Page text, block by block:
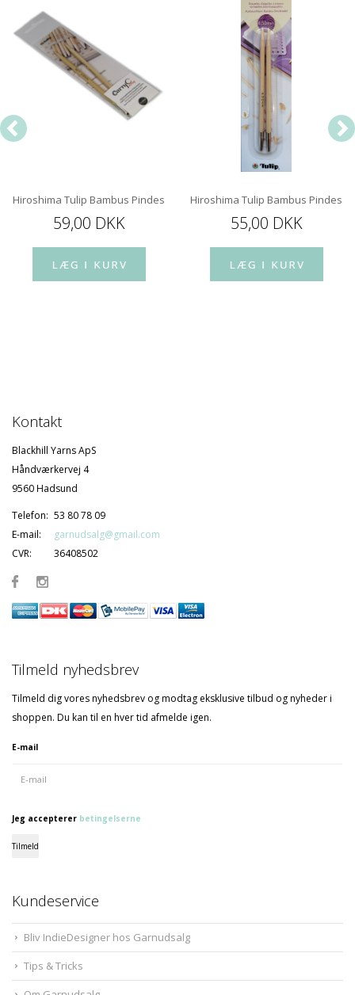
Hiroshima Tulip Bambus Pindespids 12 cm
59,00 DKK
Hiroshima Tulip Bambus
55,00 DKK
Kontakt
Blackhill Yarns ApS
Håndværkervej 4
9560 Hadsund
Telefon: 53 80 78 09
E-mail:
garnudsalg@gmail.com
CVR:
36408502
Tilmeld nyhedsbrev
Tilmeld dig vores nyhedsbrev og modtag eksklusive tilbud og nyheder i
shoppen. Du kan til en hver tid afmelde igen.
E-mail
Jeg accepterer betingelserne
Tilmeld
Kundeservice
Bliv IndieDesigner hos Garnudsalg
Tips & Tricks